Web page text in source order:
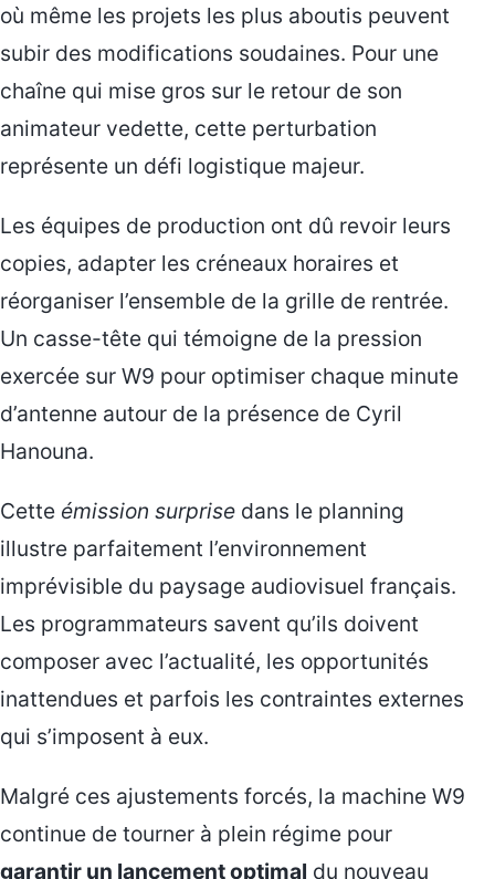
où même les projets les plus aboutis peuvent
subir des modifications soudaines. Pour une
chaîne qui mise gros sur le retour de son
animateur vedette, cette perturbation
représente un défi logistique majeur.
Les équipes de production ont dû revoir leurs
copies, adapter les créneaux horaires et
réorganiser l’ensemble de la grille de rentrée.
Un casse-tête qui témoigne de la pression
exercée sur W9 pour optimiser chaque minute
d’antenne autour de la présence de Cyril
Hanouna.
Cette émission surprise dans le planning
illustre parfaitement l’environnement
imprévisible du paysage audiovisuel français.
Les programmateurs savent qu’ils doivent
composer avec l’actualité, les opportunités
inattendues et parfois les contraintes externes
qui s’imposent à eux.
Malgré ces ajustements forcés, la machine W9
continue de tourner à plein régime pour
garantir un lancement optimal du nouveau